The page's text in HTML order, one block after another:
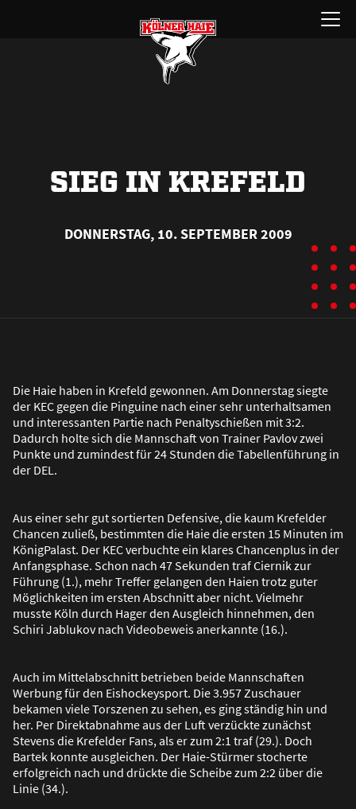
Menü
öffnen
SIEG IN KREFELD
DONNERSTAG, 10. SEPTEMBER 2009
Die Haie haben in Krefeld gewonnen. Am Donnerstag siegte
der KEC gegen die Pinguine nach einer sehr unterhaltsamen
und interessanten Partie nach Penaltyschießen mit 3:2.
Dadurch holte sich die Mannschaft von Trainer Pavlov zwei
Punkte und zumindest für 24 Stunden die Tabellenführung in
der DEL.
Aus einer sehr gut sortierten Defensive, die kaum Krefelder
Chancen zuließ, bestimmten die Haie die ersten 15 Minuten im
KönigPalast. Der KEC verbuchte ein klares Chancenplus in der
Anfangsphase. Schon nach 47 Sekunden traf Ciernik zur
Führung (1.), mehr Treffer gelangen den Haien trotz guter
Möglichkeiten im ersten Abschnitt aber nicht. Vielmehr
musste Köln durch Hager den Ausgleich hinnehmen, den
Schiri Jablukov nach Videobeweis anerkannte (16.).
Auch im Mittelabschnitt betrieben beide Mannschaften
Werbung für den Eishockeysport. Die 3.957 Zuschauer
bekamen viele Torszenen zu sehen, es ging ständig hin und
her. Per Direktabnahme aus der Luft verzückte zunächst
Stevens die Krefelder Fans, als er zum 2:1 traf (29.). Doch
Bartek konnte ausgleichen. Der Haie-Stürmer stocherte
erfolgreich nach und drückte die Scheibe zum 2:2 über die
Linie (34.).